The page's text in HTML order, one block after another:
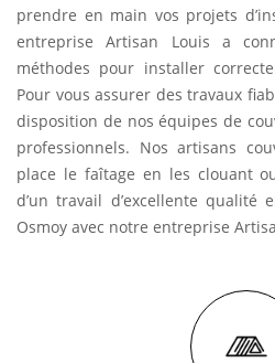
prendre en main vos projets
entreprise Artisan Louis a
méthodes pour installer
Pour vous assurer des travaux
disposition de nos équipes de
professionnels. Nos artisans
place le faîtage en les clouant
d’un travail d’excellente
Osmoy avec notre entreprise